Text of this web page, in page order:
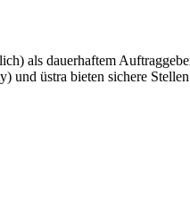
als dauerhaftem
üstra bieten sichere